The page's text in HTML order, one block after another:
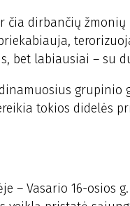
čia dirbančių
bet labiausiai – su
grupinio
tokios didelės
– Vasario 16-osios